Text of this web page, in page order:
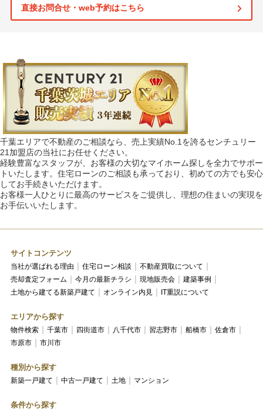
直接お問合せ・web予約はこちら
千葉エリアで不動産のご相談なら、売上実績No.1を誇るセンチュリー
21加盟店の当社にお任せください。
経験豊富なスタッフが、お客様の大切なマイホーム探しを全力でサポー
トいたします。住宅ローンのご相談も承っており、初めての方でも安心
してお手続きいただけます。
お客様一人ひとりに最高のサービスをご提供し、理想の住まいの実現を
お手伝いいたします。
サイトコンテンツ
当社が選ばれる理由 住宅ローン相談
不動産買取について
売却査定フォーム
今月の最新チラシ 現地販売会
建築事例
土地から建てる新築戸建て
オンライン内見 IT重説について
エリアから探す
物件検索 千葉市 四街道市 八千代市 習志野市 船橋市
佐倉市
市原市
市川市
種別から探す
新築一戸建て 中古一戸建て 土地 マンション
条件から探す